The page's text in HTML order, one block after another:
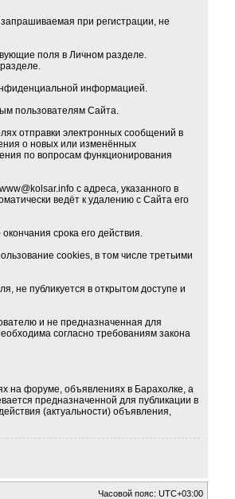
при регистрации, не
поля в Личном разделе.
информацией.
пользователям Сайта.
отправки электронных сообщений в
о новых или изменённых
по вопросам функционирования
www@kolsar.infoс адреса, указанного в
ведёт к удалению с Сайта его
срока его действия.
cookies, в том числе третьими
не публикуется в открытом доступе и
и не предназначенная для
согласно требованиям закона
на форуме, объявлениях в Барахолке, а
предназначенной для публикации в
(актуальности) объявления,
Часовой пояс:UTC+03:00